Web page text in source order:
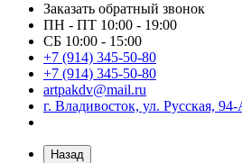
Заказать обратный звонок
ПН - ПТ 10:00 - 19:00
СБ 10:00 - 15:00
+7 (914) 345-50-80
+7 (914) 345-50-80
artpakdv@mail.ru
г. Владивосток, ул. Русская, 94-
Назад